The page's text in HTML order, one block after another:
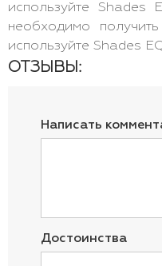
используйте
необходимо
используйте Shades
ОТЗЫВЫ:
Написать
Достоинства